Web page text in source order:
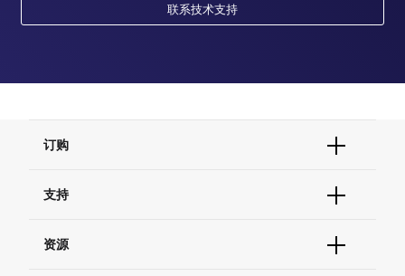
联系技术支持
订购
订单支持
现货供应中心
支持
联系我们 - 400 820 8982
资源